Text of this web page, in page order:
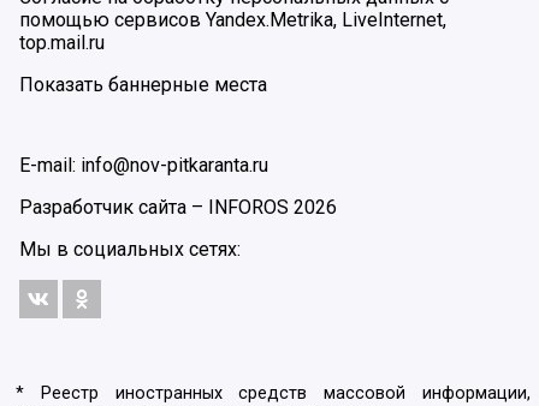
помощью сервисов Yandex.Metrika, LiveInternet,
top.mail.ru
Показать баннерные места
E-mail: info@nov-pitkaranta.ru
Разработчик сайта –
INFOROS 2026
Мы в социальных сетях:
* Реестр иностранных средств массовой информации,